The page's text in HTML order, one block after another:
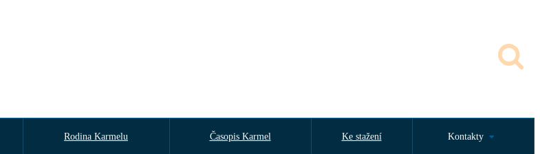
Rodina Karmelu Časopis Karmel Ke stažení Kontakty